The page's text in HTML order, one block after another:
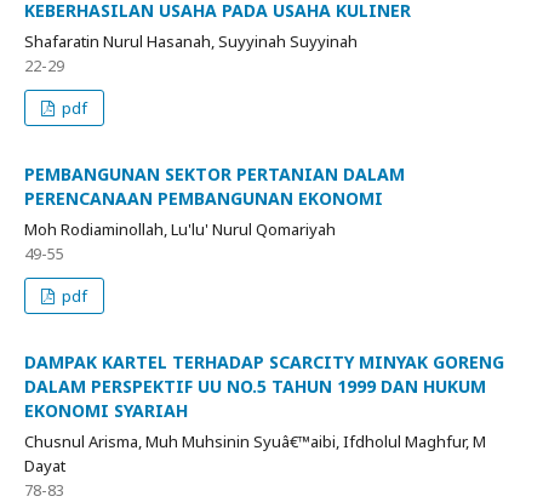
KEBERHASILAN USAHA PADA USAHA KULINER
Shafaratin Nurul Hasanah, Suyyinah Suyyinah
22-29
pdf
PEMBANGUNAN SEKTOR PERTANIAN DALAM
PERENCANAAN PEMBANGUNAN EKONOMI
Moh Rodiaminollah, Lu'lu' Nurul Qomariyah
49-55
pdf
DAMPAK KARTEL TERHADAP SCARCITY MINYAK GORENG
DALAM PERSPEKTIF UU NO.5 TAHUN 1999 DAN HUKUM
EKONOMI SYARIAH
Chusnul Arisma, Muh Muhsinin Syuâ€™aibi, Ifdholul Maghfur, M
Dayat
78-83